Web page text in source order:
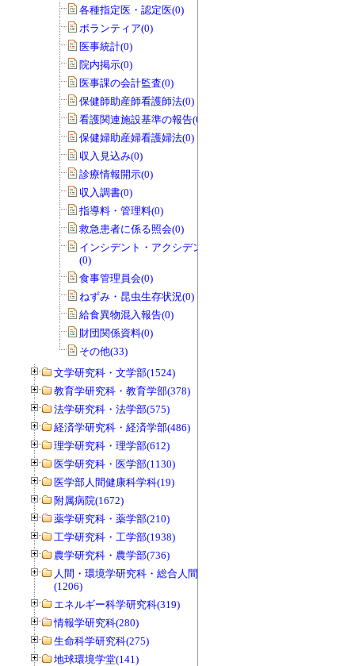
各種指定医・認定医(0)
ボランティア(0)
医事統計(0)
院内掲示(0)
医事課の会計監査(0)
保健師助産師看護師法(0)
看護関連施設基準の報告(0)
保健婦助産婦看護婦法(0)
収入見込み(0)
診療情報開示(0)
収入調書(0)
指導料・管理料(0)
救急患者に係る照会(0)
インシデント・アクシデントレポート
(0)
食事管理員会(0)
ねずみ・昆虫生存状況(0)
給食異物混入報告(0)
財団関係資料(0)
その他(33)
文学研究科・文学部(1524)
教育学研究科・教育学部(378)
法学研究科・法学部(575)
経済学研究科・経済学部(486)
理学研究科・理学部(612)
医学研究科・医学部(1130)
医学部人間健康科学科(19)
附属病院(1672)
薬学研究科・薬学部(210)
工学研究科・工学部(1938)
農学研究科・農学部(736)
人間・環境学研究科・総合人間学部
(1206)
エネルギー科学研究科(319)
情報学研究科(280)
生命科学研究科(275)
地球環境学堂(141)